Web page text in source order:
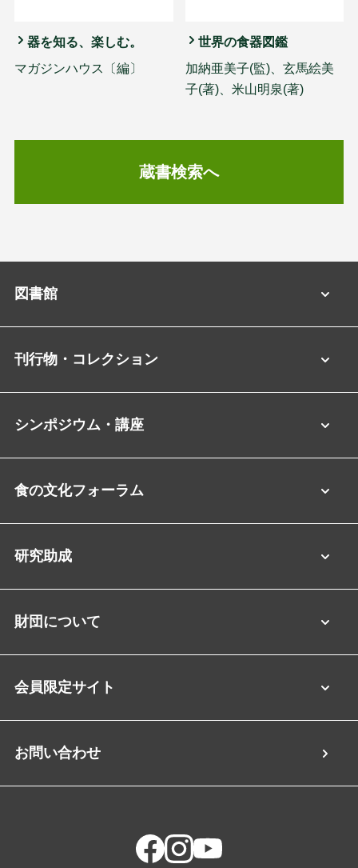
器を知る、楽しむ。
マガジンハウス〔編〕
世界の食器図鑑
加納亜美子(監)、玄馬絵美
子(著)、米山明泉(著)
蔵書検索へ
図書館
刊行物・コレクション
シンポジウム・講座
食の文化フォーラム
研究助成
財団について
会員限定サイト
お問い合わせ